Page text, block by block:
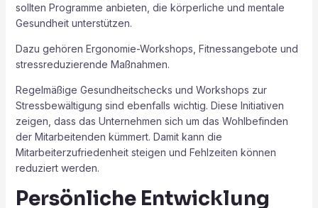
sollten Programme anbieten, die körperliche und mentale
Gesundheit unterstützen.
Dazu gehören Ergonomie-Workshops, Fitnessangebote und
stressreduzierende Maßnahmen.
Regelmäßige Gesundheitschecks und Workshops zur
Stressbewältigung sind ebenfalls wichtig. Diese Initiativen
zeigen, dass das Unternehmen sich um das Wohlbefinden
der Mitarbeitenden kümmert. Damit kann die
Mitarbeiterzufriedenheit steigen und Fehlzeiten können
reduziert werden.
Persönliche Entwicklung